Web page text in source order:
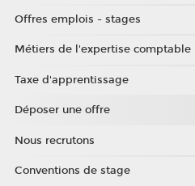
Offres emplois - stages
Métiers de l'expertise comptable
Taxe d'apprentissage
Déposer une offre
Nous recrutons
Conventions de stage